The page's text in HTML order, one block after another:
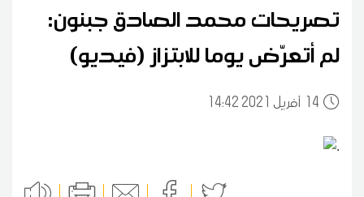
تصريحات محمد الصادق جبنون:
لم أتعرّض يوما للابتزاز (فيديو)
14 14:42 2021 أفريل